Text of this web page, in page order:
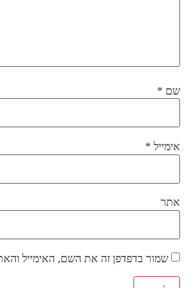
שם*
אימייל*
אתר
שמור בדפדפן זה את השם, האימייל